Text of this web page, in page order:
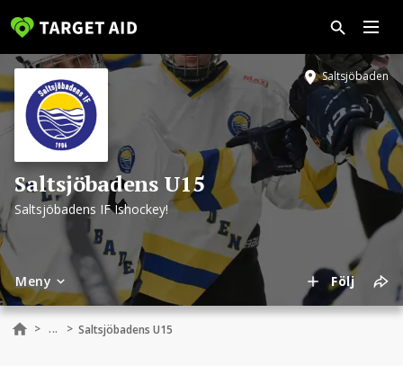
Saltsjöbadens U15
Saltsjöbadens IF Ishockey!
Saltsjöbaden
Meny Följ
> ... > Saltsjöbadens U15